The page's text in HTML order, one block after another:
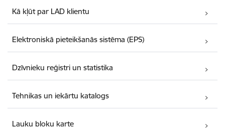
Kā kļūt par LAD klientu
Elektroniskā pieteikšanās sistēma (EPS)
Dzīvnieku reģistri un statistika
Tehnikas un iekārtu katalogs
Lauku bloku karte